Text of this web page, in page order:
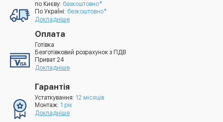
по Києву: безкоштовно*
По УкраЇні: безкоштовно*
Докладніше
Оплата
Готівка
Безготівковий розрахунок з ПДВ
Приват 24
Докладніше
Гарантія
Устаткування: 12 місяців
Монтаж: 1 рік
Докладніше